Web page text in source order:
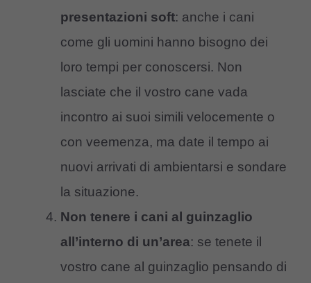
presentazioni soft: anche i cani
come gli uomini hanno bisogno dei
loro tempi per conoscersi. Non
lasciate che il vostro cane vada
incontro ai suoi simili velocemente o
con veemenza, ma date il tempo ai
nuovi arrivati di ambientarsi e sondare
la situazione.
Non tenere i cani al guinzaglio
all’interno di un’area: se tenete il
vostro cane al guinzaglio pensando di